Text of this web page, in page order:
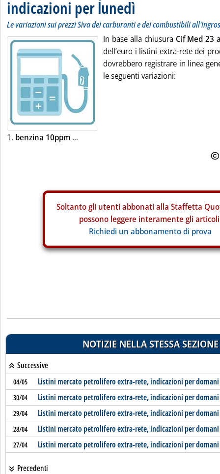
indicazioni per lunedì
Le variazioni sui prezzi Siva dei carburanti e dei combustibili
In base alla chiusura Cif Med 23
dell’euro i listini extra-rete dei
dovrebbero registrare in linea
le seguenti variazioni:
1. benzina 10ppm ...
Soltanto gli utenti abbonati alla Staffetta
possono leggere interamente gli
Richiedi un abbonamento di prova
NOTIZIE NELLA STESSA SEZIONE
Successive
04/05 Listini mercato petrolifero extra-rete, indicazioni per domani
30/04 Listini mercato petrolifero extra-rete, indicazioni per domani
29/04 Listini mercato petrolifero extra-rete, indicazioni per domani
28/04 Listini mercato petrolifero extra-rete, indicazioni per domani
27/04 Listini mercato petrolifero extra-rete, indicazioni per domani
Precedenti